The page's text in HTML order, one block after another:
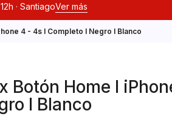
· SantiagoVer más
4 - 4s I Completo I Negro I Blanco
Botón Home I
I Blanco